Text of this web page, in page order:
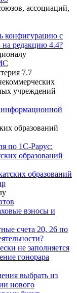
ассоциаций,
конфигурацию с
на редакцию 4.4?
7.7
учреждений
образований
по 1С-Рарус:
образований
образований
взносы и
счета 20, 26 по
не заполняется
гонорара
выбрать из
нового